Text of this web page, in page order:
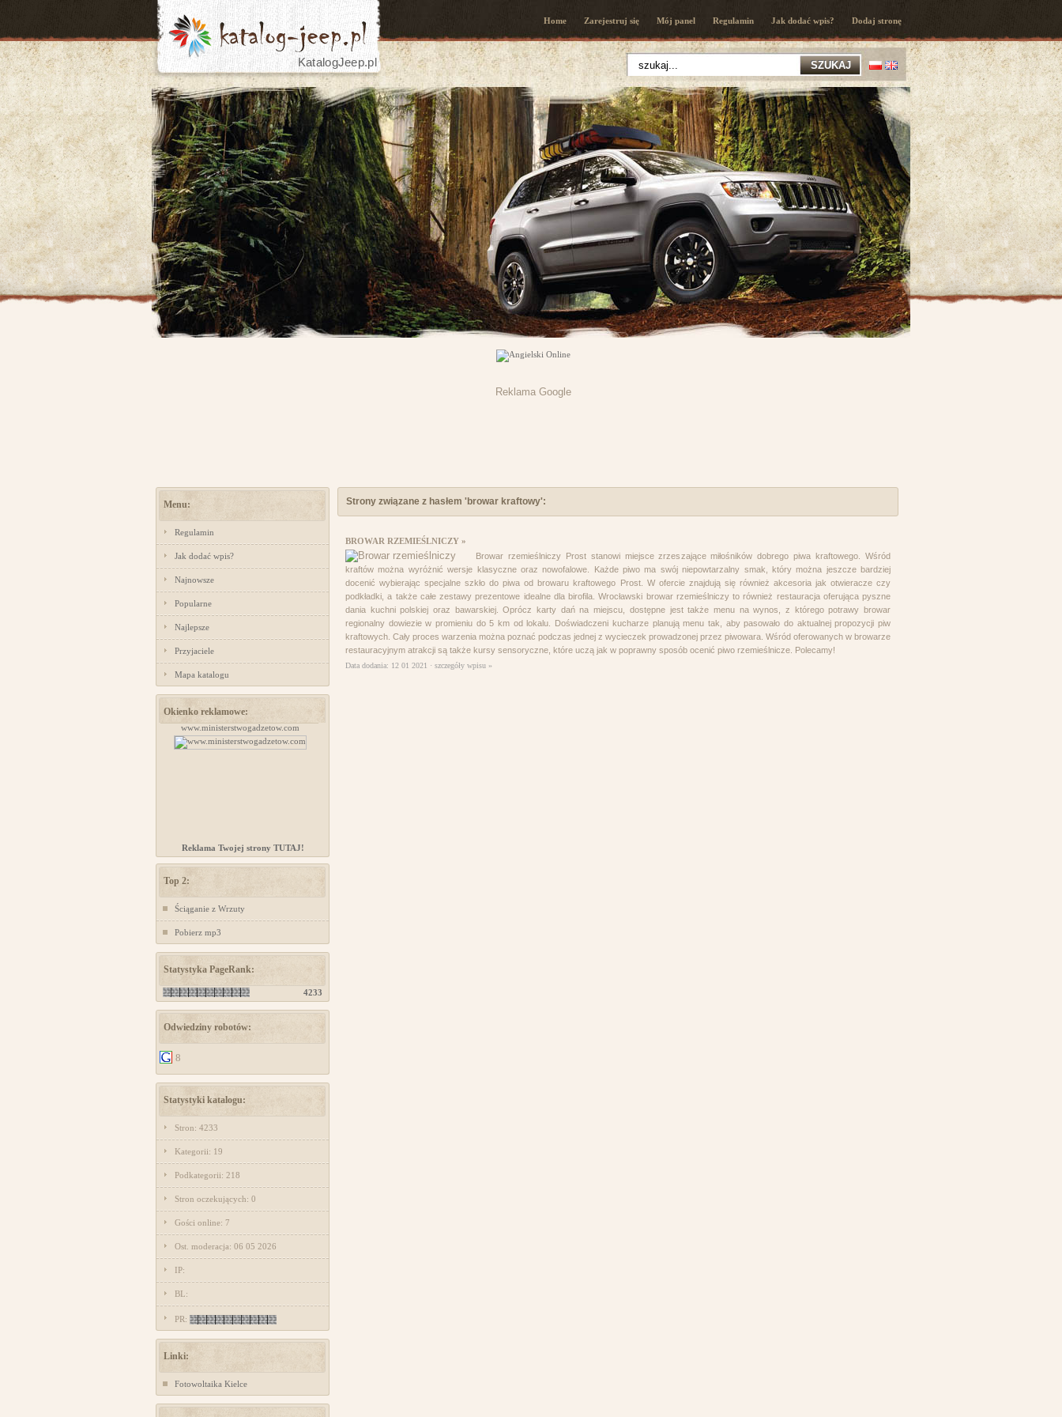
KatalogJeep.pl
Home Zarejestruj się Mój panel Regulamin Jak dodać wpis? Dodaj stronę
Reklama Google
Menu:
Regulamin
Jak dodać wpis?
Najnowsze
Popularne
Najlepsze
Przyjaciele
Mapa katalogu
Okienko reklamowe:
www.ministerstwogadzetow.com
Reklama Twojej strony TUTAJ!
Top 2:
Ściąganie z Wrzuty
Pobierz mp3
Statystyka PageRank:
4233
Odwiedziny robotów:
8
Statystyki katalogu:
Stron: 4233
Kategorii: 19
Podkategorii: 218
Stron oczekujących: 0
Gości online: 7
Ost. moderacja: 06 05 2026
IP:
BL:
PR:
Linki:
Fotowoltaika Kielce
Strony związane z hasłem 'browar kraftowy':
BROWAR RZEMIEŚLNICZY »
Browar rzemieślniczy Prost stanowi miejsce zrzeszające miłośników dobrego piwa kraftowego. Wśród
kraftów można wyróżnić wersje klasyczne oraz nowofalowe. Każde piwo ma swój niepowtarzalny smak, który można jeszcze bardziej
docenić wybierając specjalne szkło do piwa od browaru kraftowego Prost. W ofercie znajdują się również akcesoria jak otwieracze czy
podkładki, a także całe zestawy prezentowe idealne dla birofila. Wrocławski browar rzemieślniczy to również restauracja oferująca pyszne
dania kuchni polskiej oraz bawarskiej. Oprócz karty dań na miejscu, dostępne jest także menu na wynos, z którego potrawy browar
regionalny dowiezie w promieniu do 5 km od lokalu. Doświadczeni kucharze planują menu tak, aby pasowało do aktualnej propozycji piw
kraftowych. Cały proces warzenia można poznać podczas jednej z wycieczek prowadzonej przez piwowara. Wśród oferowanych w browarze
restauracyjnym atrakcji są także kursy sensoryczne, które uczą jak w poprawny sposób ocenić piwo rzemieślnicze. Polecamy!
Data dodania: 12 01 2021 · szczegóły wpisu »